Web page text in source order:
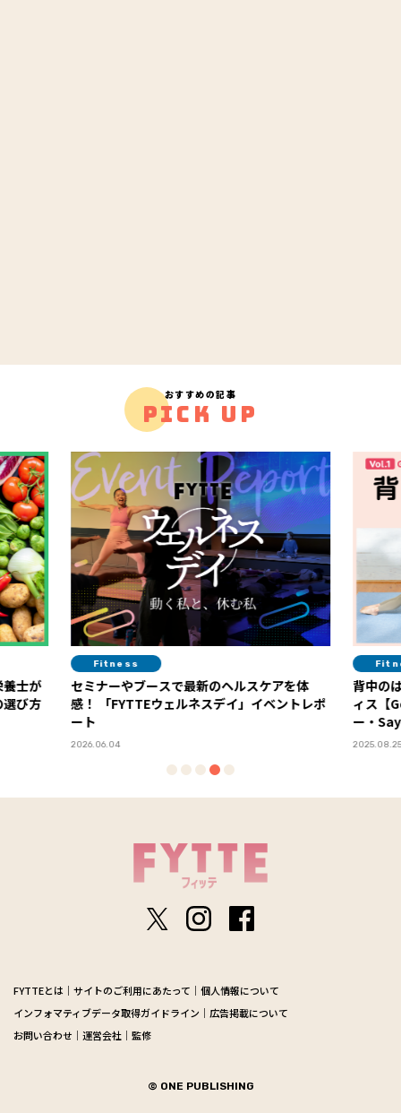
おすすめの記事
PICK UP
で最新のヘルスケアを体
背中のはみ肉解消！ 紙皿１枚ででき
ィス【Google本社エグゼクティブト
FYTTEとは サイトのご利用にあたって
個人情報について
インフォマティブデータ取得ガイドライン
広告掲載について
お問い合わせ
運営会社 監修
© ONE PUBLISHING